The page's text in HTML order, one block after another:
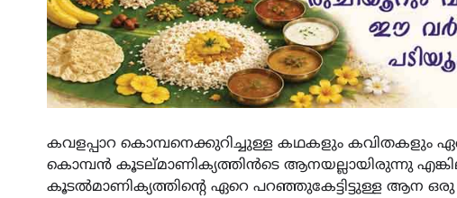
കവളപ്പാറ കൊമ്പനെക്കുറിച്ചുള്ള കഥകളും കവിതകളും
കൊമ്പൻ കൂടല്മാണിക്യത്തിൻടെ ആനയല്ലായിരുന്നു
കൂടൽമാണിക്യത്തിന്റെ ഏറെ പറഞ്ഞുകേട്ടിട്ടുള്ള ആന